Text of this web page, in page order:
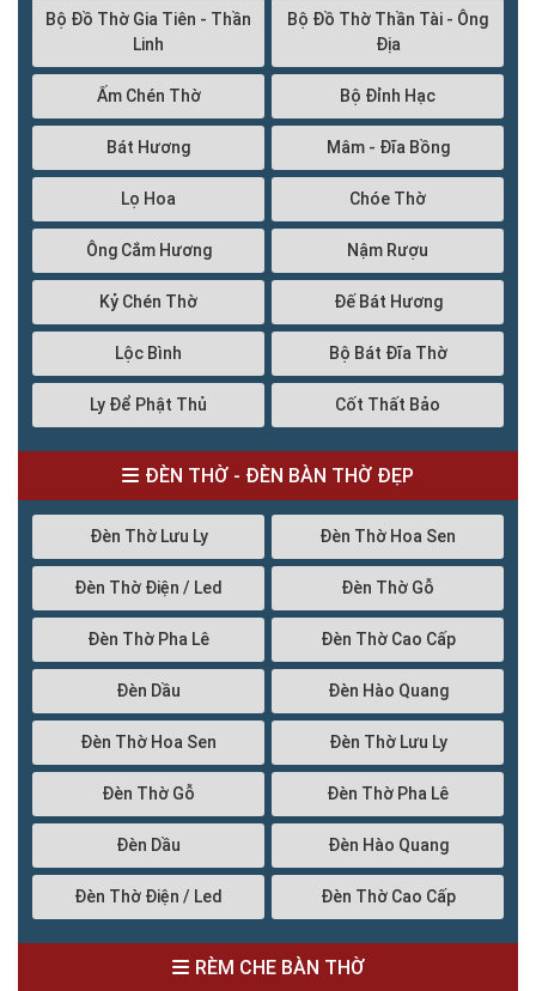
Bộ Đồ Thờ Gia Tiên - Thần
Linh
Bộ Đồ Thờ Thần Tài - Ông
Địa
Ấm Chén Thờ Bộ Đỉnh Hạc
Bát Hương Mâm - Đĩa Bồng
Lọ Hoa Chóe Thờ
Ông Cắm Hương Nậm Rượu
Kỷ Chén Thờ Đế Bát Hương
Lộc Bình Bộ Bát Đĩa Thờ
Ly Để Phật Thủ Cốt Thất Bảo
ĐÈN THỜ - ĐÈN BÀN THỜ ĐẸP
Đèn Thờ Lưu Ly Đèn Thờ Hoa Sen
Đèn Thờ Điện / Led Đèn Thờ Gỗ
Đèn Thờ Pha Lê Đèn Thờ Cao Cấp
Đèn Dầu Đèn Hào Quang
Đèn Thờ Hoa Sen Đèn Thờ Lưu Ly
Đèn Thờ Gỗ Đèn Thờ Pha Lê
Đèn Dầu Đèn Hào Quang
Đèn Thờ Điện / Led Đèn Thờ Cao Cấp
RÈM CHE BÀN THỜ